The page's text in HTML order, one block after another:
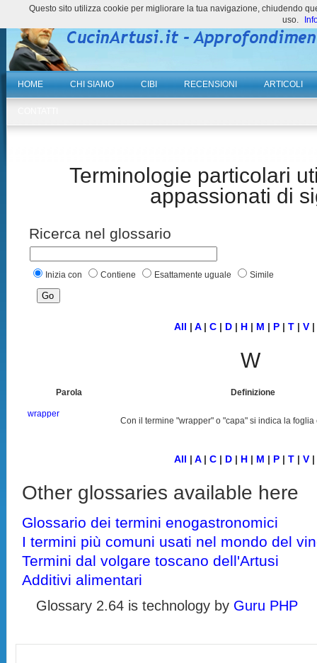
HOME CHI SIAMO CIBI RECENSIONI ARTICOLI
Terminologie particolari
appassionati di
Ricerca nel glossario
Inizia con Contiene Esattamente uguale Simile
All | A| C | D | H | M | P | T | V |
W
Parola Definizione
wrapper
Con il termine "wrapper" o "capa" si indica la
All | A| C | D | H | M | P | T | V |
Other glossaries available here
Glossario dei termini enogastronomici
I termini più comuni usati nel mondo del
Termini dal volgare toscano dell'Artusi
Additivi alimentari
Glossary 2.64 is technology by Guru PHP
Questo sito utilizza cookie per migliorare la tua navigazione, chiudendo
uso.